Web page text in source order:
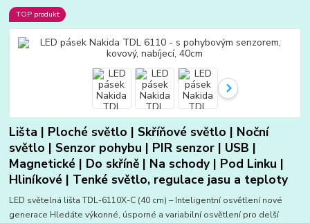
TOP produkt
Lišta | Ploché světlo | Skříňové světlo | Noční
světlo | Senzor pohybu | PIR senzor | USB |
Magnetické | Do skříně | Na schody | Pod Linku |
Hliníkové | Tenké světlo, regulace jasu a teploty
LED světelná lišta TDL-6110X-C (40 cm) – Inteligentní osvětlení nové
generace Hledáte výkonné, úsporné a variabilní osvětlení pro delší